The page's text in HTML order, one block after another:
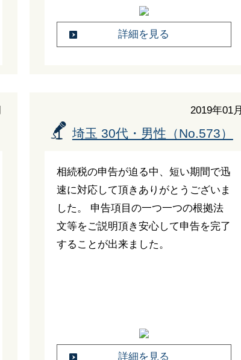
詳細を見る
2019年01月
埼玉 30代・男性（No.573）
相続税の申告が迫る中、短い期間で迅
速に対応して頂きありがとうございま
した。 申告項目の一つ一つの根拠法
文等をご説明頂き安心して申告を完了
することが出来ました。
詳細を見る